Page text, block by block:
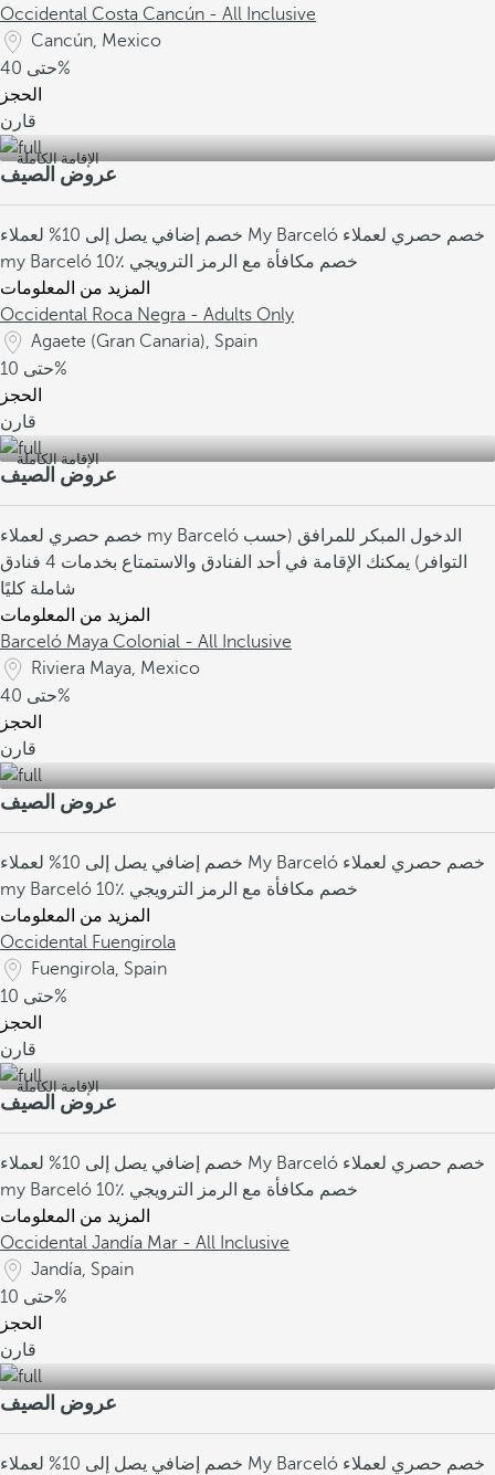
Occidental Costa Cancún - All Inclusive
Cancún, Mexico
حتى40%
الحجز
قارن
الإقامة الكاملة
عروض الصيف
خصم إضافي يصل إلى 10% لعملاء My Barceló خصم حصري لعملاء
my Barceló
10٪ خصم مكافأة مع الرمز الترويجي
المزيد من المعلومات
Occidental Roca Negra - Adults Only
Agaete (Gran Canaria), Spain
حتى10%
الحجز
قارن
الإقامة الكاملة
عروض الصيف
خصم حصري لعملاء my Barceló الدخول المبكر للمرافق (حسب
التوافر)
يمكنك الإقامة في أحد الفنادق والاستمتاع بخدمات 4 فنادق
شاملة كليًا
المزيد من المعلومات
Barceló Maya Colonial - All Inclusive
Riviera Maya, Mexico
حتى40%
الحجز
قارن
عروض الصيف
خصم إضافي يصل إلى 10% لعملاء My Barceló خصم حصري لعملاء
my Barceló
10٪ خصم مكافأة مع الرمز الترويجي
المزيد من المعلومات
Occidental Fuengirola
Fuengirola, Spain
حتى10%
الحجز
قارن
الإقامة الكاملة
عروض الصيف
خصم إضافي يصل إلى 10% لعملاء My Barceló خصم حصري لعملاء
my Barceló
10٪ خصم مكافأة مع الرمز الترويجي
المزيد من المعلومات
Occidental Jandía Mar - All Inclusive
Jandía, Spain
حتى10%
الحجز
قارن
عروض الصيف
خصم إضافي يصل إلى 10% لعملاء My Barceló خصم حصري لعملاء